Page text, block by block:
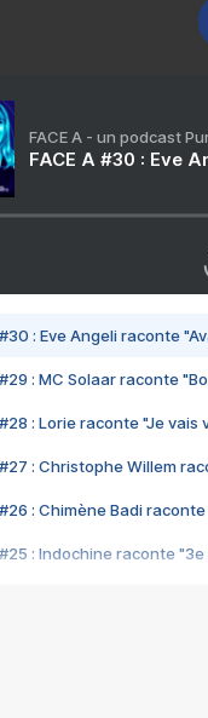
FACE A - un podcast
FACE A #30 : Eve
#30 : Eve Angeli raconte
#29 : MC Solaar raconte
#28 : Lorie raconte "Je vais
#27 : Christophe Willem
#26 : Chimène Badi
#25 : Indochine raconte